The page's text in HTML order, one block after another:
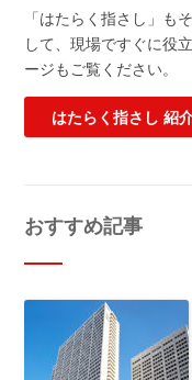
「はたらく指さし」も
して、現場ですぐに役
ージもご覧ください。
はたらく指さし 紹
おすすめ記事